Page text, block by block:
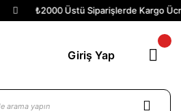
₺2000 Üstü Siparişlerde Kargo
Giriş Yap